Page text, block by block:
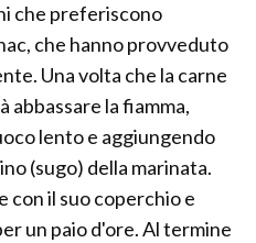
che preferiscono
che hanno provveduto
Una volta che la carne
abbassare la fiamma,
lento e aggiungendo
(sugo) della marinata.
con il suo coperchio e
un paio d'ore. Al termine